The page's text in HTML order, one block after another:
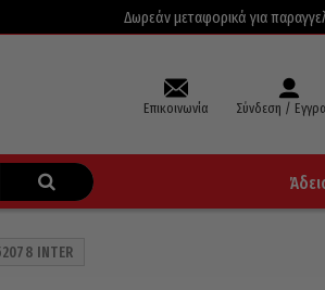
Δωρεάν μεταφορικά για
Επικοινωνία Σύνδεση /
INTER